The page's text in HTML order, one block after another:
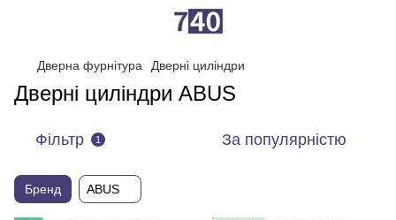
Дверна фурнітура Дверні циліндри
Дверні циліндри ABUS
Фільтр 1 За популярністю
Бренд ABUS